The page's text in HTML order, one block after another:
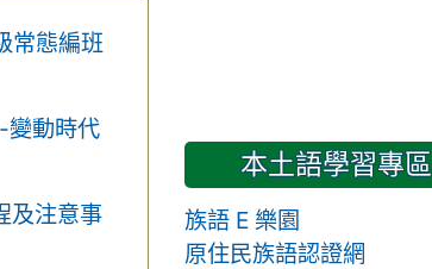
常態編班
變動時代
及注意事
本土語學習專區
族語 E 樂園
原住民族語認證網